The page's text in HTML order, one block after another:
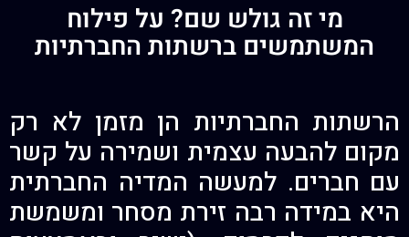
מי זה גולש שם? על פילוח
המשתמשים ברשתות החברתיות
הרשתות החברתיות הן מזמן לא רק
מקום להבעה עצמית ושמירה על קשר
עם חברים. למעשה המדיה החברתית
היא במידה רבה זירת מסחר ומשמשת